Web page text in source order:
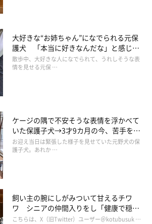
ん”のふだんの様子
大好きな“お姉ちゃん”になでられる元保
護犬 「本当に好きなんだな」と感じる
表情にほっこり
散歩中、大好きな人になでられて、うれしそうな表
情を見せる元保 …
ケージの隅で不安そうな表情を浮かべて
いた保護子犬→3才9カ月の今、苦手を克
服し頼もしいコに成長！
お迎え当日は緊張した様子を見せていた元野犬の保
護子犬。あれか …
飼い主の腕にしがみついて甘えるチワ
ワ シニアの仲間入りをし「健康で穏や
かな暮らしが続いてほしい」と願う
こちらは、X（旧Twitter）ユーザー＠kotubusuk …